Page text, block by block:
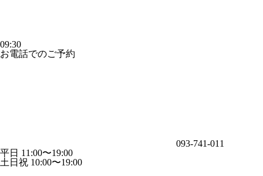
09:30
お電話でのご予約
093-741-011
平日 11:00〜19:00
土日祝 10:00〜19:00